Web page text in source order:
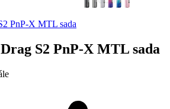
PnP-X MTL sada
S2 PnP-X MTL sada